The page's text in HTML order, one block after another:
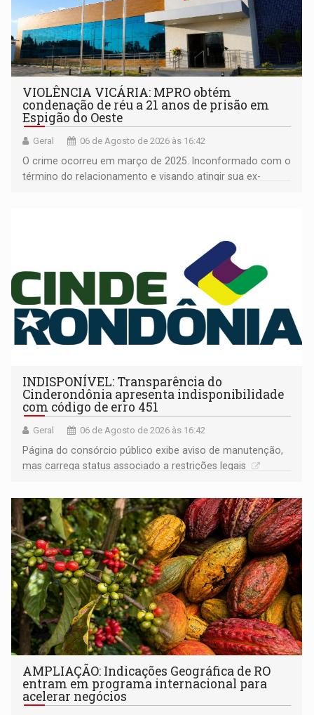
VIOLÊNCIA VICÁRIA: MPRO obtém
condenação de réu a 21 anos de prisão em
Espigão do Oeste
Geral 06 de Agosto de 2026 às 16:42
O crime ocorreu em março de 2025. Inconformado com o
término do relacionamento e visando atingir sua ex-
INDISPONÍVEL: Transparência do
Cinderondônia apresenta indisponibilidade
com código de erro 451
Geral 06 de Agosto de 2026 às 16:42
Página do consórcio público exibe aviso de manutenção,
mas carrega status associado a restrições legais
AMPLIAÇÃO: Indicações Geográfica de RO
entram em programa internacional para
acelerar negócios